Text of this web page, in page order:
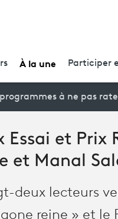
À la une Participer
programmes à ne pas
Essai et Prix
et Manal
deux lecteurs
reine » et le
Facebook